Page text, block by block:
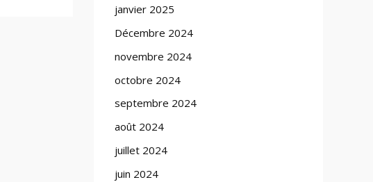
janvier 2025
Décembre 2024
novembre 2024
octobre 2024
septembre 2024
août 2024
juillet 2024
juin 2024